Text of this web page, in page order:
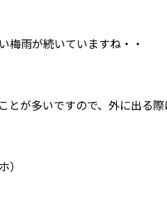
雨が続いていますね・・
とが多いですので、外に出る際